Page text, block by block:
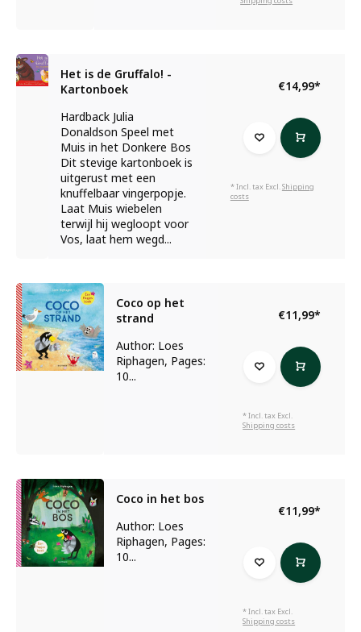
Het is de Gruffalo! -
Kartonboek
Hardback Julia
Donaldson Speel met
Muis in het Donkere Bos
Dit stevige kartonboek is
uitgerust met een
knuffelbaar vingerpopje.
Laat Muis wiebelen
terwijl hij wegloopt voor
Vos, laat hem wegd...
€14,99*
* Incl. tax Excl.Shipping
costs
Coco op het
strand
Author: Loes
Riphagen, Pages:
10...
€11,99*
* Incl. tax Excl.
Shipping costs
Coco in het bos
Author: Loes
Riphagen, Pages:
10...
€11,99*
* Incl. tax Excl.
Shipping costs